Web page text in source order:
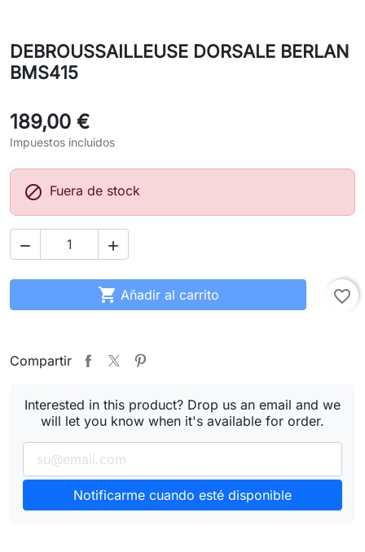
DEBROUSSAILLEUSE DORSALE BERLAN
BMS415
189,00 €
Impuestos incluidos
 Fuera de stock
 
 Añadir al carrito favorite_border
Compartir
Interested in this product? Drop us an email and we
will let you know when it's available for order.
Notificarme cuando esté disponible